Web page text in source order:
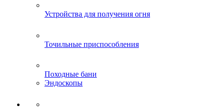
Устройства для получения огня
Точильные приспособления
Походные бани
Эндоскопы